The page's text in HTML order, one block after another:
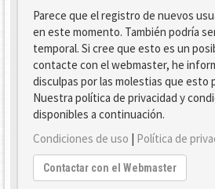
Parece que el registro de nuevos
en este momento. También podría
temporal. Si cree que esto es un
contacte con el webmaster, he
disculpas por las molestias que esto
Nuestra política de privacidad y
disponibles a continuación.
Condiciones de uso | Política de
Contactar con el Webmaster